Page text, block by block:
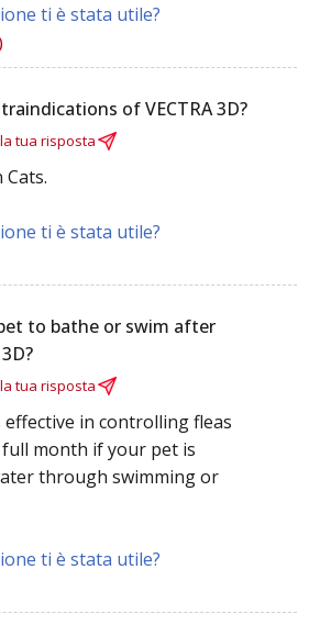
ti è stata utile?
of VECTRA 3D?
tua risposta
ti è stata utile?
to bathe or swim after
tua risposta
effective in controlling fleas
month if your pet is
through swimming or
ti è stata utile?